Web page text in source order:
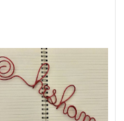
انشر
تواصل
معنا